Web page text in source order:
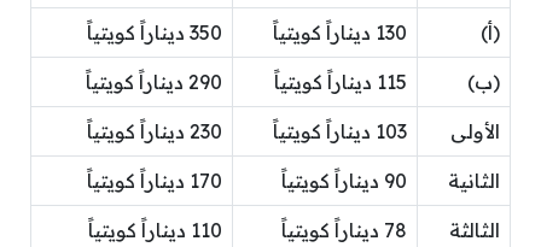
(أ) 130 ديناراً كويتياً 350 ديناراً كويتياً
(ب) 115 ديناراً كويتياً 290 ديناراً كويتياً
الأولى 103 ديناراً كويتياً 230 ديناراً كويتياً
الثانية 90 ديناراً كويتياً 170 ديناراً كويتياً
الثالثة 78 ديناراً كويتياً 110 ديناراً كويتياً